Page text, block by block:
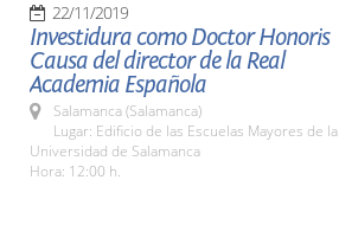
22/11/2019
Investidura como Doctor Honoris
Causa del director de la Real
Academia Española
Salamanca (Salamanca)
Lugar: Edificio de las Escuelas Mayores de la
Universidad de Salamanca
Hora: 12:00 h.